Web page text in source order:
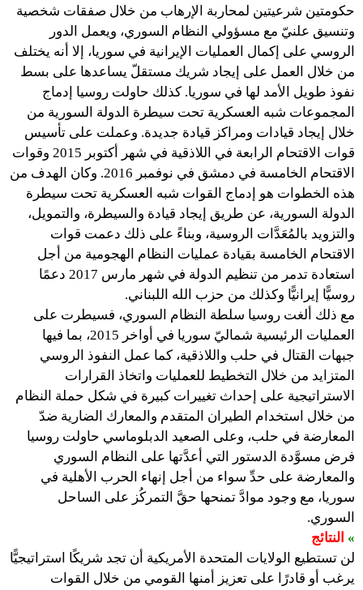
حكومتين شرعيتين لمحاربة الإرهاب من خلال صفقات شخصية
وتنسيق علنيّ مع مسؤولي النظام السوري، ويعمل الدور
الروسي على إكمال العمليات الإيرانية في سوريا، إلا أنه يختلف
من خلال العمل على إيجاد شريك مستقلّ يساعدها على بسط
نفوذ طويل الأمد لها في سوريا. كذلك حاولت روسيا إدماج
المجموعات شبه العسكرية تحت سيطرة الدولة السورية من
خلال إيجاد قيادات ومراكز قيادة جديدة. وعملت على تأسيس
قوات الاقتحام الرابعة في اللاذقية في شهر أكتوبر 2015 وقوات
الاقتحام الخامسة في دمشق في نوفمبر 2016. وكان الهدف من
هذه الخطوات هو إدماج القوات شبه العسكرية تحت سيطرة
الدولة السورية، عن طريق إيجاد قيادة والسيطرة، والتمويل،
والتزويد بالمُعَدَّات الروسية، وبناءً على ذلك دعمت قوات
الاقتحام الخامسة بقيادة عمليات النظام الهجومية من أجل
استعادة تدمر من تنظيم الدولة في شهر مارس 2017 دعمًا
روسيًّا إيرانيًّا وكذلك من حزب الله اللبناني.
مع ذلك ألغت روسيا سلطة النظام السوري، فسيطرت على
العمليات الرئيسية شماليّ سوريا في أواخر 2015، بما فيها
جبهات القتال في حلب واللاذقية، كما عمل النفوذ الروسي
المتزايد من خلال التخطيط للعمليات واتخاذ القرارات
الاستراتيجية على إحداث تغييرات كبيرة في شكل حملة النظام
من خلال استخدام الطيران المتقدم والمعارك الضارية ضدّ
المعارضة في حلب، وعلى الصعيد الدبلوماسي حاولت روسيا
فرض مسوَّدة الدستور التي أعدَّتها على النظام السوري
والمعارضة على حدِّ سواء من أجل إنهاء الحرب الأهلية في
سوريا، مع وجود موادَّ تمنحها حقَّ التمركُز على الساحل
السوري.
» النتائج
لن تستطيع الولايات المتحدة الأمريكية أن تجد شريكًا استراتيجيًّا
يرغب أو قادرًا على تعزيز أمنها القومي من خلال القوات